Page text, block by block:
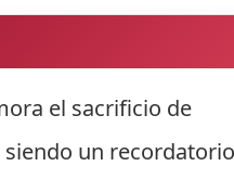
el sacrificio de
siendo un recordatorio